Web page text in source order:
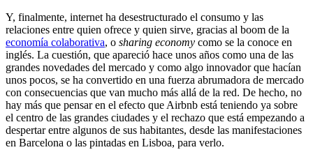
Y, finalmente, internet ha desestructurado el consumo y las
relaciones entre quien ofrece y quien sirve, gracias al boom de la
economía colaborativa, o sharing economy como se la conoce en
inglés. La cuestión, que apareció hace unos años como una de las
grandes novedades del mercado y como algo innovador que hacían
unos pocos, se ha convertido en una fuerza abrumadora de mercado
con consecuencias que van mucho más allá de la red. De hecho, no
hay más que pensar en el efecto que Airbnb está teniendo ya sobre
el centro de las grandes ciudades y el rechazo que está empezando a
despertar entre algunos de sus habitantes, desde las manifestaciones
en Barcelona o las pintadas en Lisboa, para verlo.